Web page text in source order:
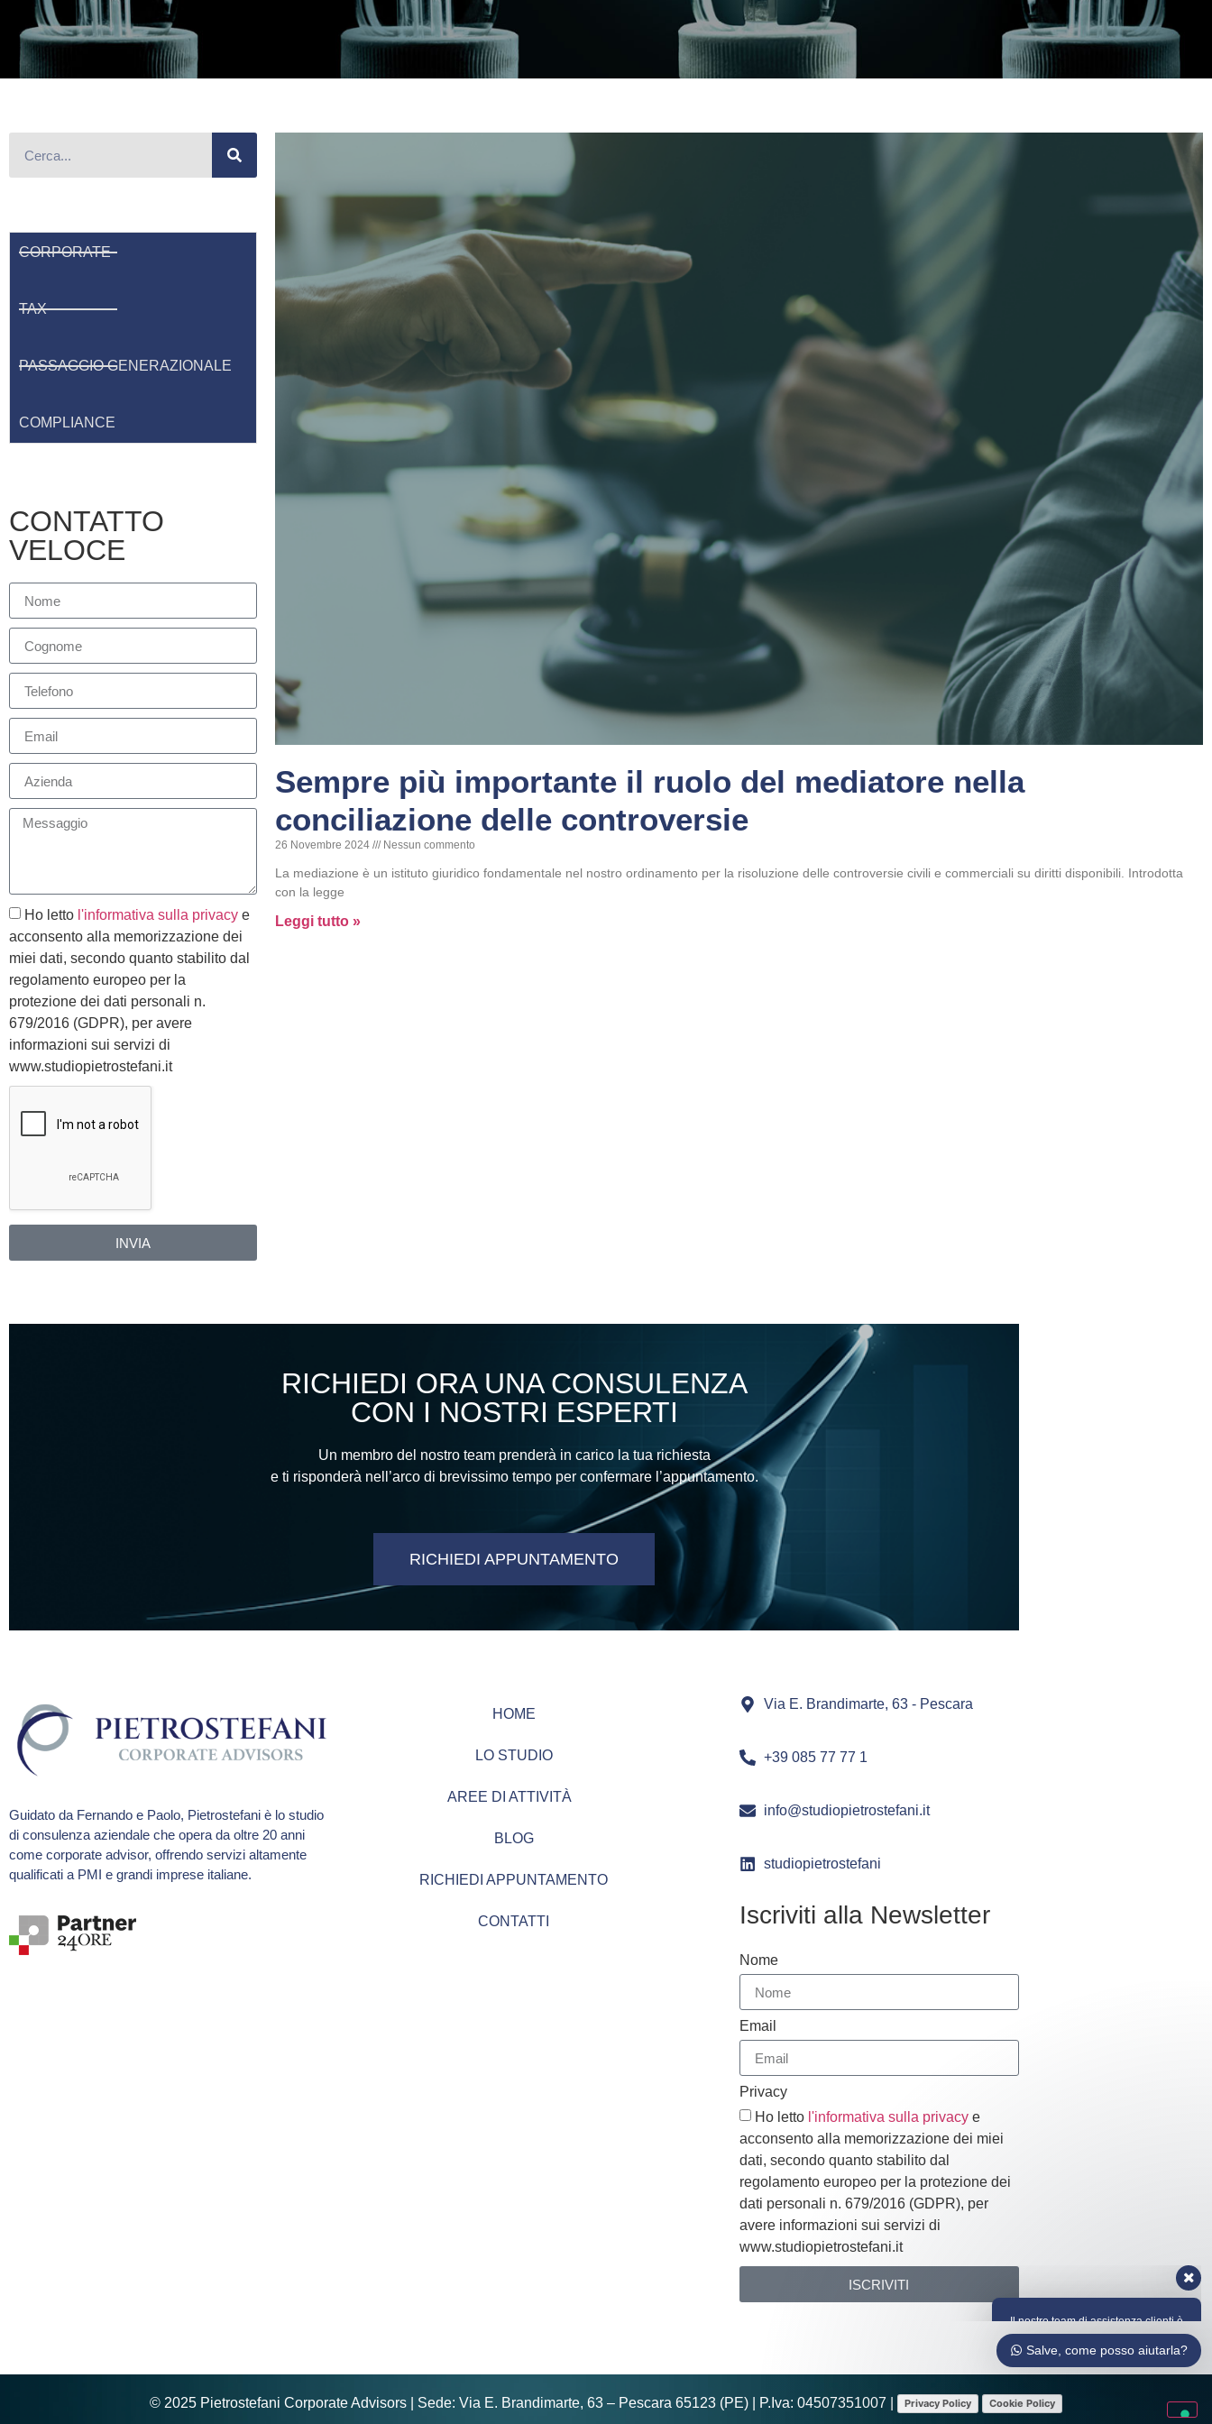
qui per rispondere alle tue domande
Salve, come posso aiutarla?
CORPORATE
TAX
PASSAGGIO GENERAZIONALE
COMPLIANCE
CONTATTO
VELOCE
Ho letto l'informativa sulla privacy e
acconsento alla memorizzazione dei
miei dati, secondo quanto stabilito dal
regolamento europeo per la
protezione dei dati personali n.
679/2016 (GDPR), per avere
informazioni sui servizi di
www.studiopietrostefani.it
INVIA
Sempre più importante il ruolo del mediatore nella
conciliazione delle controversie
26 Novembre 2024 Nessun commento
La mediazione è un istituto giuridico fondamentale nel nostro ordinamento per la risoluzione delle controversie civili e commerciali su diritti disponibili. Introdotta
con la legge
Leggi tutto »
RICHIEDI ORA UNA CONSULENZA
CON I NOSTRI ESPERTI
Un membro del nostro team prenderà in carico la tua richiesta
e ti risponderà nell’arco di brevissimo tempo per confermare l’appuntamento.
RICHIEDI APPUNTAMENTO
Guidato da Fernando e Paolo, Pietrostefani è lo studio
di consulenza aziendale che opera da oltre 20 anni
come corporate advisor, offrendo servizi altamente
qualificati a PMI e grandi imprese italiane.
HOME
LO STUDIO
AREE DI ATTIVITÀ
BLOG
RICHIEDI APPUNTAMENTO
CONTATTI
Via E. Brandimarte, 63 - Pescara
+39 085 77 77 1
info@studiopietrostefani.it
studiopietrostefani
Iscriviti alla Newsletter
Nome
Email
Privacy
Ho letto l'informativa sulla privacye
acconsento alla memorizzazione dei miei
dati, secondo quanto stabilito dal
regolamento europeo per la protezione dei
dati personali n. 679/2016 (GDPR), per
avere informazioni sui servizi di
www.studiopietrostefani.it
ISCRIVITI
© 2025 Pietrostefani Corporate Advisors | Sede: Via E. Brandimarte, 63 – Pescara 65123 (PE) | P.Iva: 04507351007 | Privacy Policy Cookie Policy